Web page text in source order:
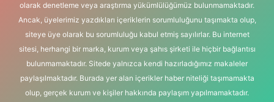
olarak denetleme veya araştırma yükümlülüğümüz bulunmamaktadır.
Ancak, üyelerimiz yazdıkları içeriklerin sorumluluğunu taşımakta olup,
siteye üye olarak bu sorumluluğu kabul etmiş sayılırlar. Bu internet
sitesi, herhangi bir marka, kurum veya şahıs şirketi ile hiçbir bağlantısı
bulunmamaktadır. Sitede yalnızca kendi hazırladığımız makaleler
paylaşılmaktadır. Burada yer alan içerikler haber niteliği taşımamakta
olup, gerçek kurum ve kişiler hakkında paylaşım yapılmamaktadır.